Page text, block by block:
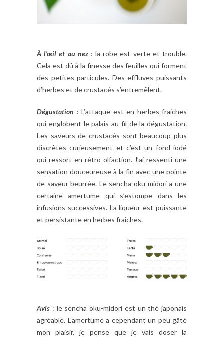
À l’œil et au nez: la robe est verte et trouble.
Cela est dû à la finesse des feuilles qui forment
des petites particules. Des effluves puissants
d’herbes et de crustacés s’entremêlent.
Dégustation : L’attaque est en herbes fraiches
qui englobent le palais au fil de la dégustation.
Les saveurs de crustacés sont beaucoup plus
discrètes curieusement et c’est un fond iodé
qui ressort en rétro-olfaction. J’ai ressenti une
sensation douceureuse à la fin avec une pointe
de saveur beurrée. Le sencha oku-midori a une
certaine amertume qui s’estompe dans les
infusions successives. La liqueur est puissante
et persistante en herbes fraiches.
Avis : le sencha oku-midori est un thé japonais
agréable. L’amertume a cependant un peu gâté
mon plaisir, je pense que je vais doser la